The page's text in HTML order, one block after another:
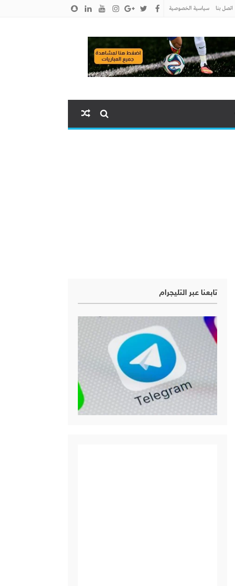
اتصل بنا سياسية الخصوصية
تابعنا عبر التليجرام